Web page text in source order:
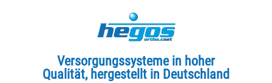
Versorgungssysteme in hoher
Qualität, hergestellt in Deutschland